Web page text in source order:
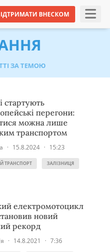
ВНЕСКОМ
ЗА ТЕМОЮ
стартують
перегони:
можна лише
транспортом
· 15.8.2024 · 15:23
ТРАНСПОРТ ЗАЛІЗНИЦЯ
електромотоцикл
новий
рекорд
· 14.8.2021 · 7:36